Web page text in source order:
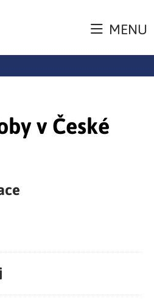
MENU
v České